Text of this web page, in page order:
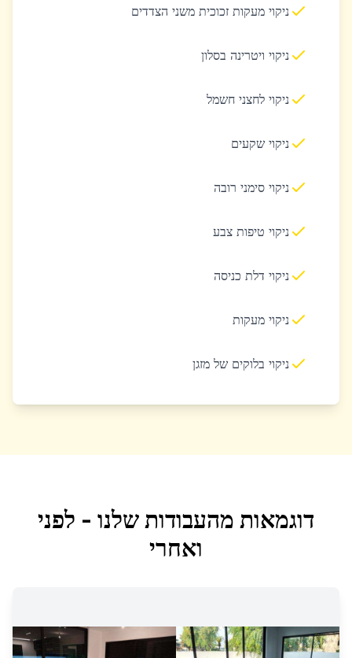
ניקוי מעקות זכוכית משני הצדדים
ניקוי ויטרינה בסלון
ניקוי לחצני חשמל
ניקוי שקעים
ניקוי סימני רובה
ניקוי טיפות צבע
ניקוי דלת כניסה
ניקוי מעקות
ניקוי בלוקים של מזגן
דוגמאות מהעבודות שלנו - לפני
ואחרי